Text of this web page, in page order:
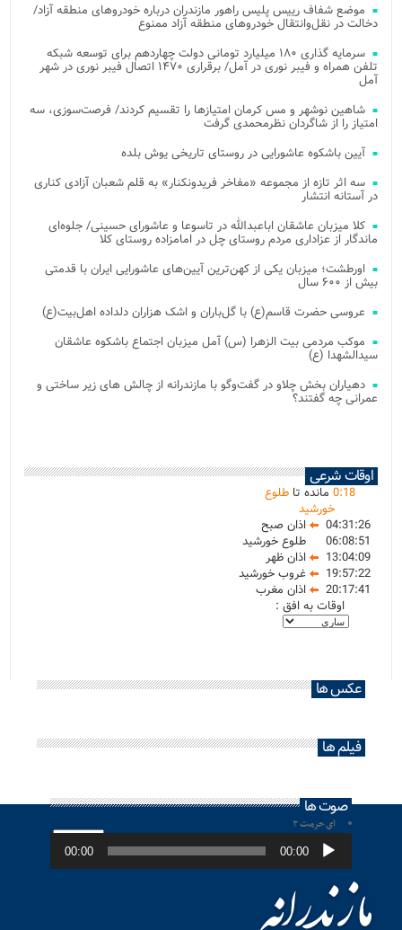
موضع شفاف رییس پلیس راهور مازندران درباره خودروهای منطقه آزاد/
دخالت در نقل‌وانتقال خودروهای منطقه آزاد ممنوع
سرمایه گذاری ۱۸۰ میلیارد تومانی دولت چهاردهم برای توسعه شبکه
تلفن همراه و فیبر نوری در آمل/ برقراری ۱۴۷۰ اتصال فیبر نوری در شهر
آمل
شاهین نوشهر و مس کرمان امتیازها را تقسیم کردند/ فرصت‌سوزی، سه
امتیاز را از شاگردان نظرمحمدی گرفت
آیین باشکوه عاشورایی در روستای تاریخی یوش بلده
سه اثر تازه از مجموعه «مفاخر فریدونکنار» به قلم شعبان آزادی کناری
در آستانه انتشار
کلا میزبان عاشقان اباعبدالله در تاسوعا و عاشورای حسینی/ جلوه‌ای
ماندگار از عزاداری مردم روستای چل در امامزاده روستای کلا
اورطشت؛ میزبان یکی از کهن‌ترین آیین‌های عاشورایی ایران با قدمتی
بیش از ۶۰۰ سال
عروسی حضرت قاسم(ع) با گل‌باران و اشک هزاران دلداده اهل‌بیت(ع)
موکب مردمی بیت‌ الزهرا (س) آمل میزبان اجتماع باشکوه عاشقان
سیدالشهدا (ع)
دهیاران بخش چلاو در گفت‌وگو با مازندرانه از چالش های زیر ساختی و
عمرانی چه گفتند؟
اوقات شرعی
0:18 مانده تاطلوع
خورشید
04:31:26
اذان صبح
06:08:51
طلوع خورشید
13:04:09
اذان ظهر
19:57:22
غروب خورشید
20:17:41
اذان مغرب
اوقات به افق :
عکس ها
فیلم ها
صوت ها
ای حرمت ۲
پخش‌کننده
صوت 00:00
00:00